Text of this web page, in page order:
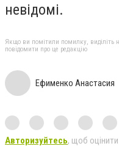
невідомі.
Якщо ви помітили помилку, виділіть
повідомити про це редакцію
Ефименко Анастасия
Авторизуйтесь, щоб оцінити